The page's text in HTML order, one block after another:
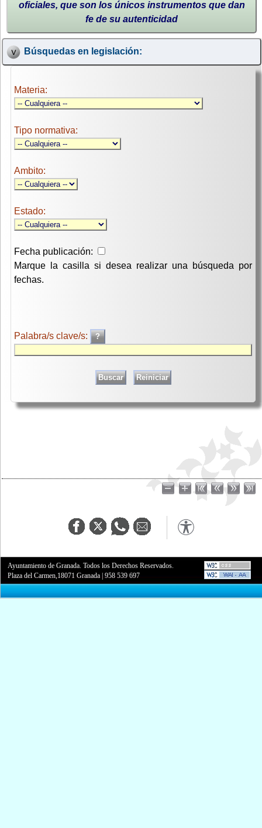
oficiales, que son los únicos instrumentos que dan
fe de su autenticidad
Búsquedas en legislación:
Materia:
Tipo normativa:
Ambito:
Estado:
Fecha publicación:
Marque la casilla si desea realizar una búsqueda por
fechas.
Palabra/s clave/s:
Ayuntamiento de Granada. Todos los Derechos Reservados.
Plaza del Carmen,18071 Granada |958 539 697